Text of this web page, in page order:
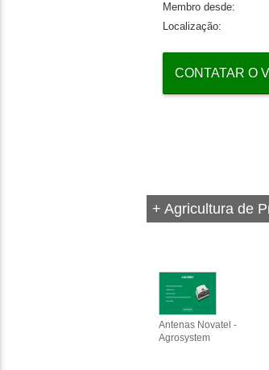
Membro desde:
Localização:
CONTATAR O
+ Agricultura de
Antenas Novatel -
Agrosystem